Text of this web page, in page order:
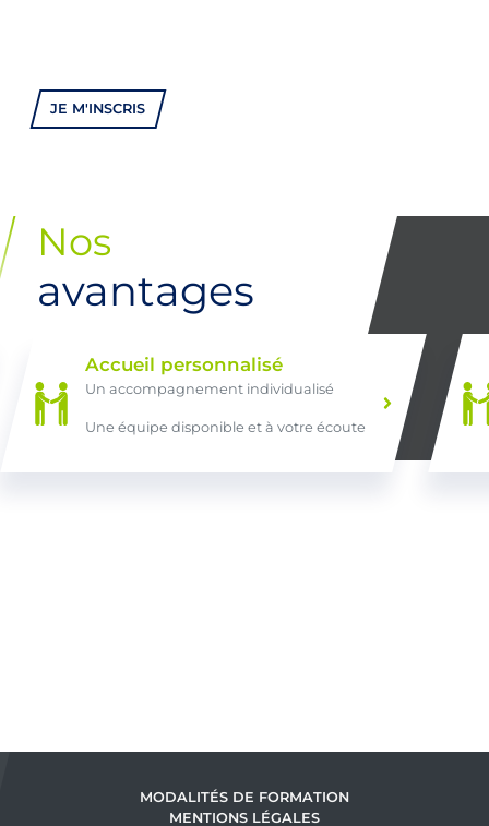
JE M'INSCRIS
Nos
avantages
Accueil personnalisé
Un accompagnement individualisé
Une équipe disponible et à votre écoute
MODALITÉS DE FORMATION
MENTIONS LÉGALES